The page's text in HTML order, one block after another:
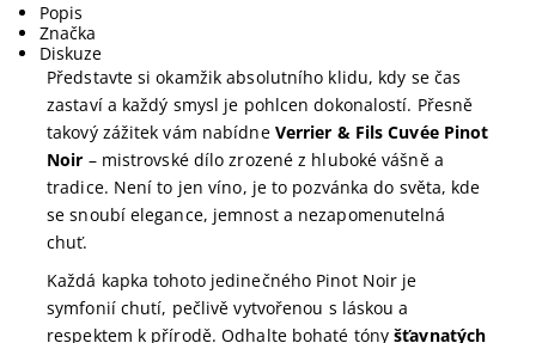
Popis
Značka
Diskuze
Představte si okamžik absolutního klidu, kdy se čas
zastaví a každý smysl je pohlcen dokonalostí. Přesně
takový zážitek vám nabídne Verrier & Fils Cuvée Pinot
Noir – mistrovské dílo zrozené z hluboké vášně a
tradice. Není to jen víno, je to pozvánka do světa, kde
se snoubí elegance, jemnost a nezapomenutelná
chuť.
Každá kapka tohoto jedinečného Pinot Noir je
symfonií chutí, pečlivě vytvořenou s láskou a
respektem k přírodě. Odhalte bohaté tónyšťavnatých